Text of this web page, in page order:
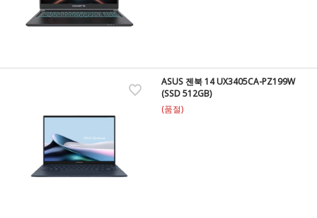
ASUS 젠북 14 UX3405CA-PZ199W
(SSD 512GB)
(품절)